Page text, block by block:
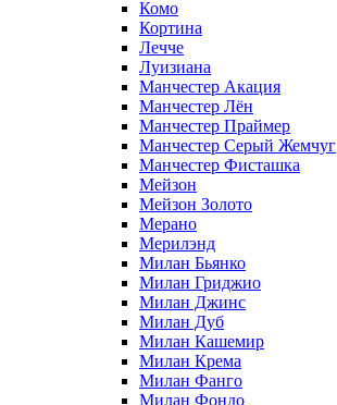
Комо
Кортина
Лечче
Луизиана
Манчестер Акация
Манчестер Лён
Манчестер Праймер
Манчестер Серый Жемчуг
Манчестер Фисташка
Мейзон
Мейзон Золото
Мерано
Мерилэнд
Милан Бьянко
Милан Гриджио
Милан Джинс
Милан Дуб
Милан Кашемир
Милан Крема
Милан Фанго
Милан Фондо